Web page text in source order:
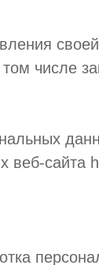
числе
веб-сайта